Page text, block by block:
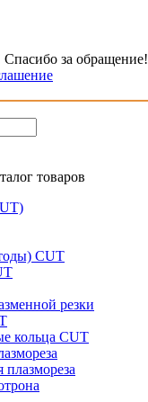
за обращение!
товаров
CUT
резки
кольца CUT
плазмореза